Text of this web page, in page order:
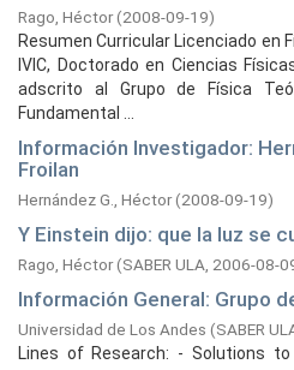
Rago, Héctor(2008-09-19)
Resumen Curricular Licenciado en
IVIC, Doctorado en Ciencias
adscrito al Grupo de Física
Fundamental ...
Información Investigador:
Froilan
Hernández G., Héctor(2008-09-19)
Y Einstein dijo: que la luz se
Rago, Héctor(SABER ULA, 2006-08-
Información General: Grupo
Universidad de Los Andes (SABER
Lines of Research: - Solutions